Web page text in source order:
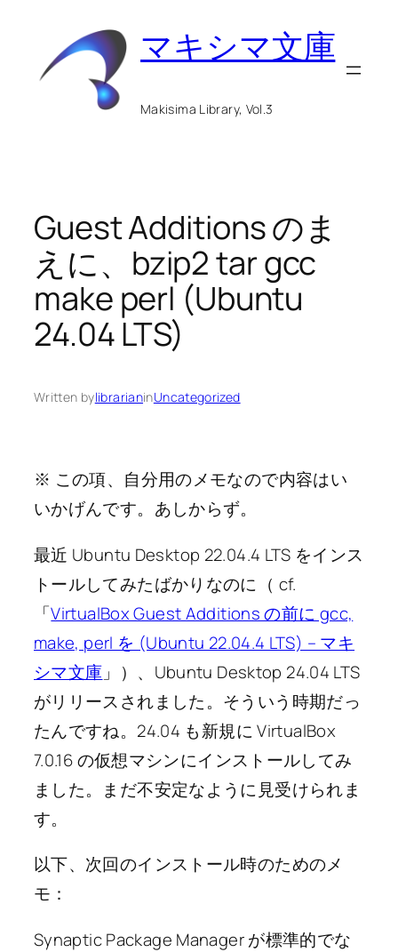
マキシマ文庫
Makisima Library, Vol.3
Guest Additions のま
えに、bzip2 tar gcc
make perl (Ubuntu
24.04 LTS)
Written bylibrarianinUncategorized
※ この項、自分用のメモなので内容はい
いかげんです。あしからず。
最近 Ubuntu Desktop 22.04.4 LTS をインス
トールしてみたばかりなのに（ cf.
「VirtualBox Guest Additions の前に gcc,
make, perl を (Ubuntu 22.04.4 LTS) – マキ
シマ文庫 」）、Ubuntu Desktop 24.04 LTS
がリリースされました。そういう時期だっ
たんですね。24.04 も新規に VirtualBox
7.0.16 の仮想マシンにインストールしてみ
ました。まだ不安定なように見受けられま
す。
以下、次回のインストール時のためのメ
モ：
Synaptic Package Manager が標準的でな